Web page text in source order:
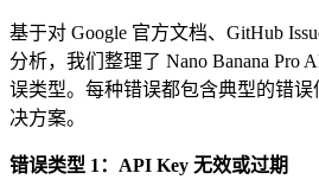
基于对 Google 官方文档、GitHub
分析，我们整理了 Nano Banana Pro
误类型。每种错误都包含典型的错
决方案。
错误类型 1：API Key 无效或过期